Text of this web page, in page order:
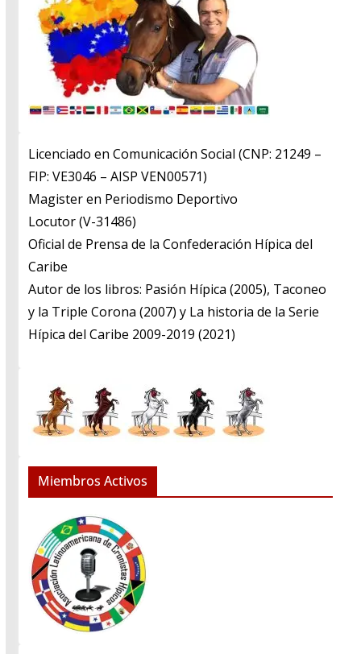
Licenciado en Comunicación Social (CNP: 21249 –
FIP: VE3046 – AISP VEN00571)
​Magister en Periodismo Deportivo
​Locutor (V-31486)
​Oficial de Prensa de la Confederación Hípica del
Caribe
​Autor de los libros: Pasión Hípica (2005), Taconeo
y la Triple Corona (2007) y La historia de la Serie
Hípica del Caribe 2009-2019 (2021)
Miembros Activos